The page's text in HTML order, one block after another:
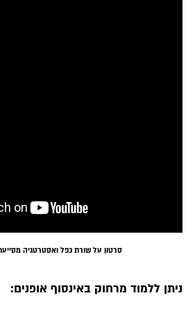
סרטון על שורת כפל ואסטרטגיה
ניתן ללמוד מרחוק באינסוף אופנים: